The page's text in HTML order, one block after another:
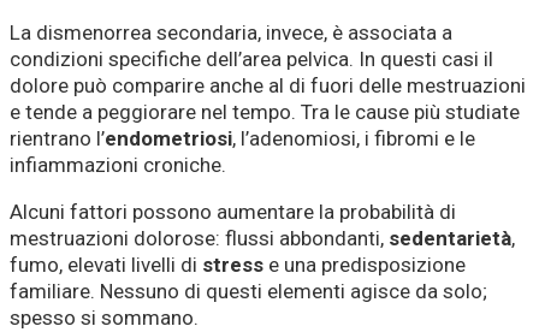
La dismenorrea secondaria, invece, è associata a
condizioni specifiche dell’area pelvica. In questi casi il
dolore può comparire anche al di fuori delle mestruazioni
e tende a peggiorare nel tempo. Tra le cause più studiate
rientrano l’endometriosi, l’adenomiosi, i fibromi e le
infiammazioni croniche.
Alcuni fattori possono aumentare la probabilità di
mestruazioni dolorose: flussi abbondanti, sedentarietà,
fumo, elevati livelli di stress e una predisposizione
familiare. Nessuno di questi elementi agisce da solo;
spesso si sommano.